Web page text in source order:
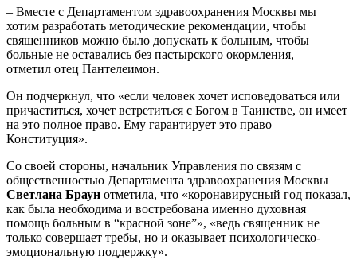
– Вместе с Департаментом здравоохранения Москвы мы
хотим разработать методические рекомендации, чтобы
священников можно было допускать к больным, чтобы
больные не оставались без пастырского окормления, –
отметил отец Пантелеимон.
Он подчеркнул, что «если человек хочет исповедоваться или
причаститься, хочет встретиться с Богом в Таинстве, он имеет
на это полное право. Ему гарантирует это право
Конституция».
Со своей стороны, начальник Управления по связям с
общественностью Департамента здравоохранения Москвы
Светлана Браун отметила, что «коронавирусный год показал,
как была необходима и востребована именно духовная
помощь больным в “красной зоне”», «ведь священник не
только совершает требы, но и оказывает психологическо-
эмоциональную поддержку».